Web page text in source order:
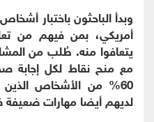
وبدأ الباحثون باختبار
مع منح نقاط لكل إجابة
لديهم أيضا مهارات ضعيفة